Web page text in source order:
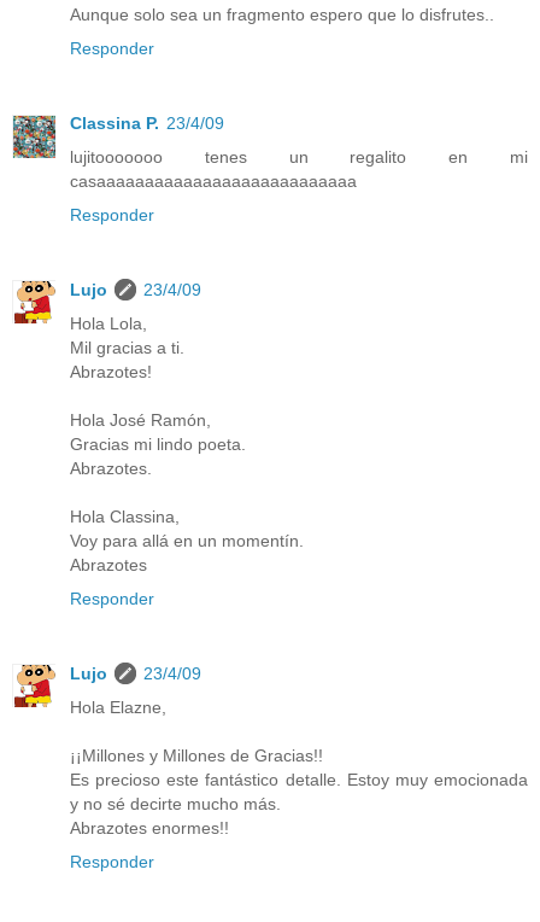
Aunque solo sea un fragmento espero que lo disfrutes..
Responder
Classina P. 23/4/09
lujitooooooo tenes un regalito en mi
casaaaaaaaaaaaaaaaaaaaaaaaaaaa
Responder
Lujo
23/4/09
Hola Lola,
Mil gracias a ti.
Abrazotes!
Hola José Ramón,
Gracias mi lindo poeta.
Abrazotes.
Hola Classina,
Voy para allá en un momentín.
Abrazotes
Responder
Lujo
23/4/09
Hola Elazne,
¡¡Millones y Millones de Gracias!!
Es precioso este fantástico detalle. Estoy muy emocionada
y no sé decirte mucho más.
Abrazotes enormes!!
Responder